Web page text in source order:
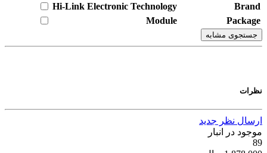
Brand
Hi-Link Electronic Technology
Package
Module
جستجوی مشابه
نظرات
ارسال نظر جدید
موجود در انبار
89